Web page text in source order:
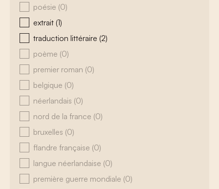
poésie (0)
extrait (1)
traduction littéraire (2)
poème (0)
premier roman (0)
belgique (0)
néerlandais (0)
nord de la france (0)
bruxelles (0)
flandre française (0)
langue néerlandaise (0)
première guerre mondiale (0)